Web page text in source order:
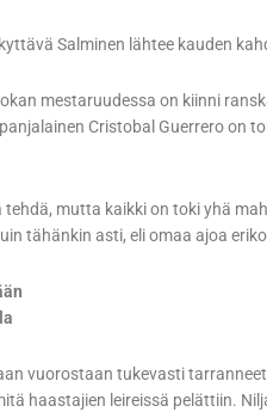
Salminen lähtee kauden
mestaruudessa on kiinni
Cristobal Guerrero on
tehdä, mutta kaikki on toki yhä
tähänkin asti, eli omaa ajoa
vuorostaan tukevasti
haastajien leireissä pelättiin.